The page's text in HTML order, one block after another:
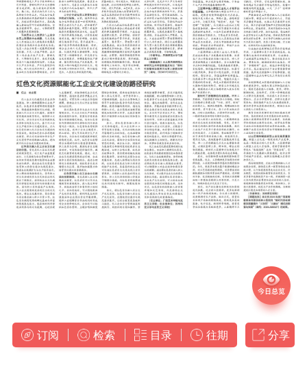
订阅 检索 目录 往期 分享